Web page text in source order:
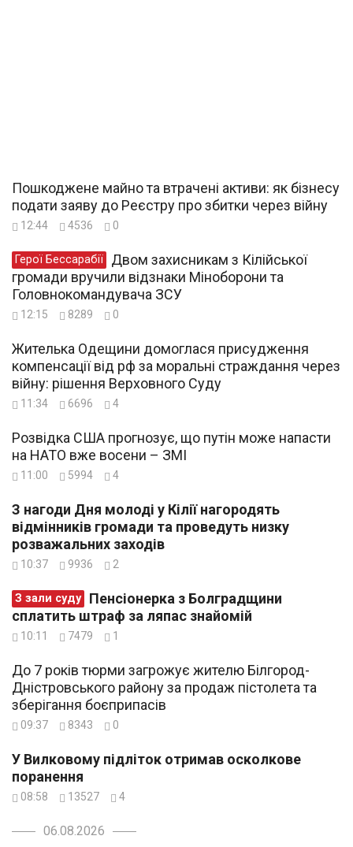
Пошкоджене майно та втрачені активи: як бізнесу
подати заяву до Реєстру про збитки через війну
12:44 4536 0
Герої Бессарабії
громади вручили відзнаки Міноборони та
Головнокомандувача ЗСУ
12:15 8289 0
Жителька Одещини домоглася присудження
компенсації від рф за моральні страждання через
війну: рішення Верховного Суду
11:34 6696 4
Розвідка США прогнозує, що путін може напасти
на НАТО вже восени – ЗМІ
11:00 5994 4
З нагоди Дня молоді у Кілії нагородять
відмінників громади та проведуть низку
розважальних заходів
10:37 9936 2
З зали суду
сплатить штраф за ляпас знайомій
10:11 7479 1
До 7 років тюрми загрожує жителю Білгород-
Дністровського району за продаж пістолета та
зберігання боєприпасів
09:37 8343 0
У Вилковому підліток отримав осколкове
поранення
08:58 13527 4
06.08.2026